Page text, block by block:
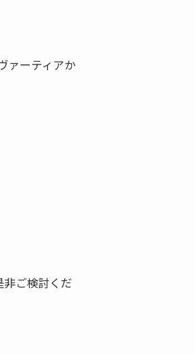
ァーティアか
非ご検討くだ